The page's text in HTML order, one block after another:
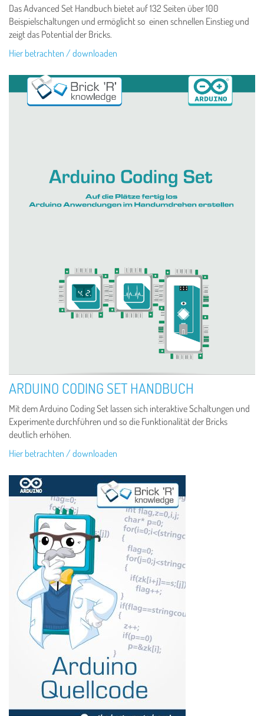
Das Advanced Set Handbuch bietet auf 132 Seiten über 100
Beispielschaltungen und ermöglicht so einen schnellen Einstieg und
zeigt das Potential der Bricks.
Hier betrachten / downloaden
ARDUINO CODING SET HANDBUCH
Mit dem Arduino Coding Set lassen sich interaktive Schaltungen und
Experimente durchführen und so die Funktionalität der Bricks
deutlich erhöhen.
Hier betrachten / downloaden